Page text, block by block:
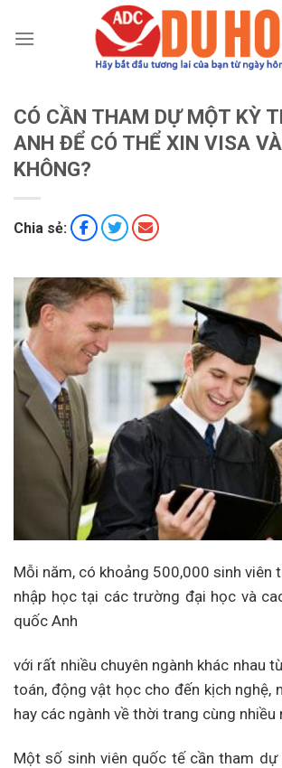
đến
CÓ CẦN THAM DỰ MỘT KỲ
ANH ĐỂ CÓ THỂ XIN VISA
KHÔNG?
Chia sẻ:
Mỗi năm, có khoảng 500,000 sinh viên
nhập học tại các trường đại học và
quốc Anh
với rất nhiều chuyên ngành khác nhau
toán, động vật học cho đến kịch nghệ,
hay các ngành về thời trang cùng nhiều
Một số sinh viên quốc tế cần tham